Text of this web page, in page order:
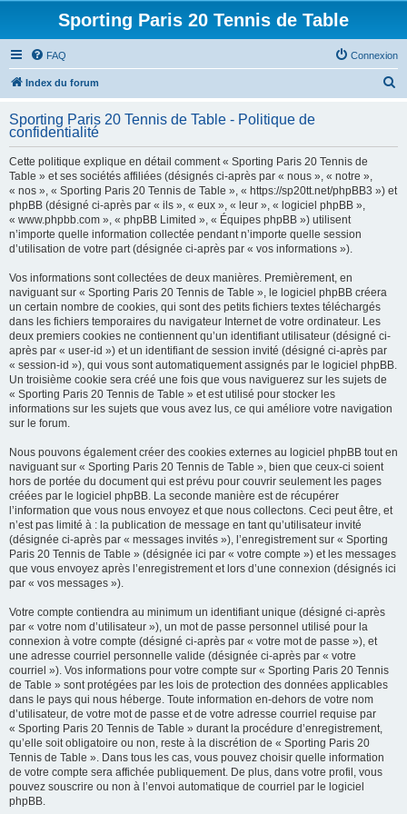
Sporting Paris 20 Tennis de Table
FAQ Connexion
Index du forum
h
Sporting Paris 20 Tennis de Table - Politique de
confidentialité
Cette politique explique en détail comment « Sporting Paris 20 Tennis de
Table » et ses sociétés affiliées (désignés ci-après par « nous », « notre »,
« nos », « Sporting Paris 20 Tennis de Table », « https://sp20tt.net/phpBB3 ») et
phpBB (désigné ci-après par « ils », « eux », « leur », « logiciel phpBB »,
« www.phpbb.com », « phpBB Limited », « Équipes phpBB ») utilisent
n’importe quelle information collectée pendant n’importe quelle session
d’utilisation de votre part (désignée ci-après par « vos informations »).
Vos informations sont collectées de deux manières. Premièrement, en
naviguant sur « Sporting Paris 20 Tennis de Table », le logiciel phpBB créera
un certain nombre de cookies, qui sont des petits fichiers textes téléchargés
dans les fichiers temporaires du navigateur Internet de votre ordinateur. Les
deux premiers cookies ne contiennent qu’un identifiant utilisateur (désigné ci-
après par « user-id ») et un identifiant de session invité (désigné ci-après par
« session-id »), qui vous sont automatiquement assignés par le logiciel phpBB.
Un troisième cookie sera créé une fois que vous naviguerez sur les sujets de
« Sporting Paris 20 Tennis de Table » et est utilisé pour stocker les
informations sur les sujets que vous avez lus, ce qui améliore votre navigation
sur le forum.
Nous pouvons également créer des cookies externes au logiciel phpBB tout en
naviguant sur « Sporting Paris 20 Tennis de Table », bien que ceux-ci soient
hors de portée du document qui est prévu pour couvrir seulement les pages
créées par le logiciel phpBB. La seconde manière est de récupérer
l’information que vous nous envoyez et que nous collectons. Ceci peut être, et
n’est pas limité à : la publication de message en tant qu’utilisateur invité
(désignée ci-après par « messages invités »), l’enregistrement sur « Sporting
Paris 20 Tennis de Table » (désignée ici par « votre compte ») et les messages
que vous envoyez après l’enregistrement et lors d’une connexion (désignés ici
par « vos messages »).
Votre compte contiendra au minimum un identifiant unique (désigné ci-après
par « votre nom d’utilisateur »), un mot de passe personnel utilisé pour la
connexion à votre compte (désigné ci-après par « votre mot de passe »), et
une adresse courriel personnelle valide (désignée ci-après par « votre
courriel »). Vos informations pour votre compte sur « Sporting Paris 20 Tennis
de Table » sont protégées par les lois de protection des données applicables
dans le pays qui nous héberge. Toute information en-dehors de votre nom
d’utilisateur, de votre mot de passe et de votre adresse courriel requise par
« Sporting Paris 20 Tennis de Table » durant la procédure d’enregistrement,
qu’elle soit obligatoire ou non, reste à la discrétion de « Sporting Paris 20
Tennis de Table ». Dans tous les cas, vous pouvez choisir quelle information
de votre compte sera affichée publiquement. De plus, dans votre profil, vous
pouvez souscrire ou non à l’envoi automatique de courriel par le logiciel
phpBB.